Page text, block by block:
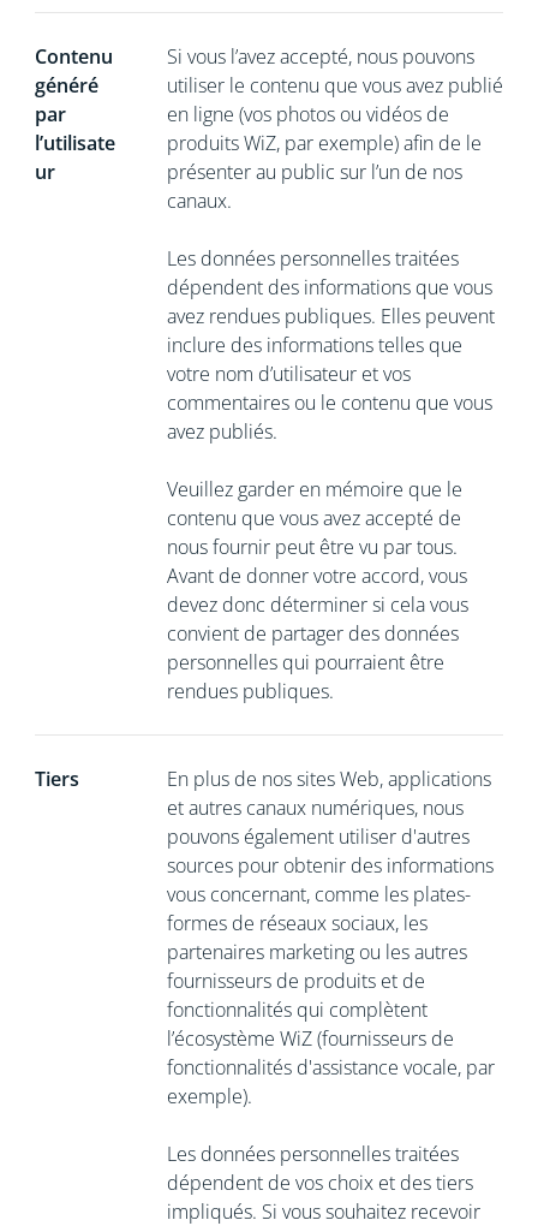
Contenu
généré
par
l’utilisate
ur
Si vous l’avez accepté, nous pouvons
utiliser le contenu que vous avez publié
en ligne (vos photos ou vidéos de
produits WiZ, par exemple) afin de le
présenter au public sur l’un de nos
canaux.
Les données personnelles traitées
dépendent des informations que vous
avez rendues publiques. Elles peuvent
inclure des informations telles que
votre nom d’utilisateur et vos
commentaires ou le contenu que vous
avez publiés.
Veuillez garder en mémoire que le
contenu que vous avez accepté de
nous fournir peut être vu par tous.
Avant de donner votre accord, vous
devez donc déterminer si cela vous
convient de partager des données
personnelles qui pourraient être
rendues publiques.
Tiers
En plus de nos sites Web, applications
et autres canaux numériques, nous
pouvons également utiliser d'autres
sources pour obtenir des informations
vous concernant, comme les plates-
formes de réseaux sociaux, les
partenaires marketing ou les autres
fournisseurs de produits et de
fonctionnalités qui complètent
l’écosystème WiZ (fournisseurs de
fonctionnalités d'assistance vocale, par
exemple).
Les données personnelles traitées
dépendent de vos choix et des tiers
impliqués. Si vous souhaitez recevoir